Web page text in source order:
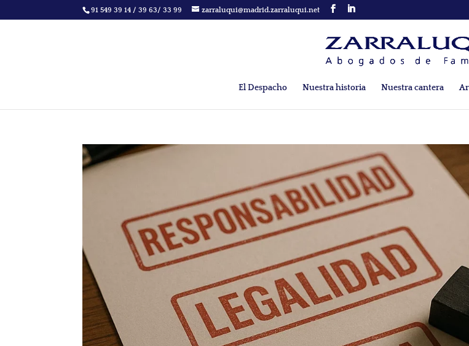
91 549 39 14 / 39 63/ 33 99 zarraluqui@madrid.zarraluqui.net
El Despacho Nuestra historia Nuestra cantera